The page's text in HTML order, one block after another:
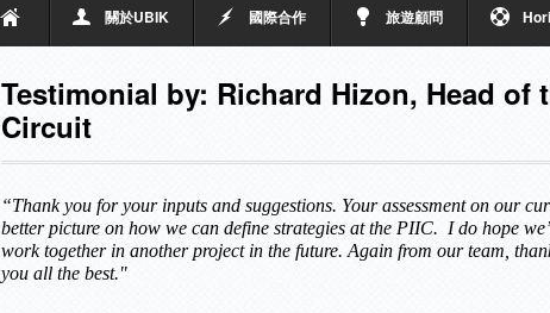
關於UBIK 國際合作 旅遊顧問
Testimonial by: Richard Hizon, Head
Circuit
“Thank you for your inputs and suggestions. Your assessment on our
better picture on how we can define strategies at the PIIC. I do hope
work together in another project in the future. Again from our team,
you all the best."